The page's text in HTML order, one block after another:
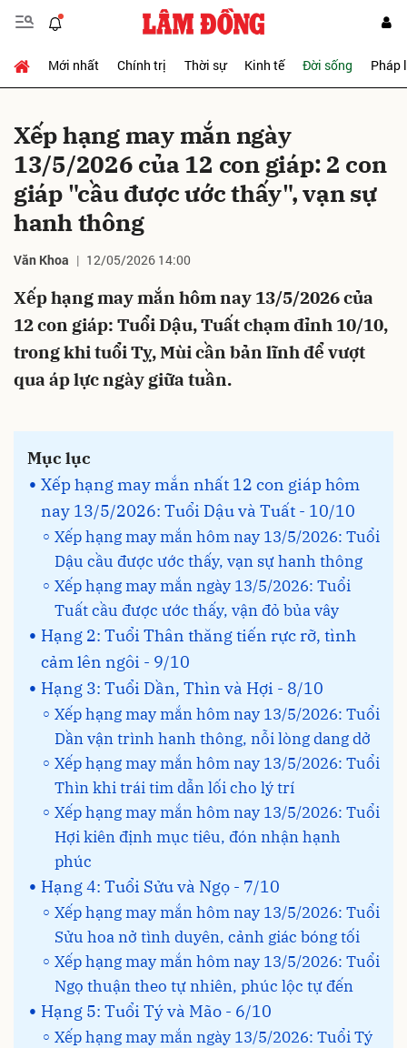
Mới nhất Chính trị Thời sự Kinh tế Đời sống Pháp
Xếp hạng may mắn ngày
13/5/2026 của 12 con giáp: 2 con
giáp "cầu được ước thấy", vạn sự
hanh thông
Văn Khoa 12/05/2026 14:00
Xếp hạng may mắn hôm nay 13/5/2026 của
12 con giáp: Tuổi Dậu, Tuất chạm đỉnh 10/10,
trong khi tuổi Tỵ, Mùi cần bản lĩnh để vượt
qua áp lực ngày giữa tuần.
Mục lục
Xếp hạng may mắn nhất 12 con giáp hôm
nay 13/5/2026: Tuổi Dậu và Tuất - 10/10
Xếp hạng may mắn hôm nay 13/5/2026: Tuổi
Dậu cầu được ước thấy, vạn sự hanh thông
Xếp hạng may mắn ngày 13/5/2026: Tuổi
Tuất cầu được ước thấy, vận đỏ bủa vây
Hạng 2: Tuổi Thân thăng tiến rực rỡ, tình
cảm lên ngôi - 9/10
Hạng 3: Tuổi Dần, Thìn và Hợi - 8/10
Xếp hạng may mắn hôm nay 13/5/2026: Tuổi
Dần vận trình hanh thông, nỗi lòng dang dở
Xếp hạng may mắn hôm nay 13/5/2026: Tuổi
Thìn khi trái tim dẫn lối cho lý trí
Xếp hạng may mắn hôm nay 13/5/2026: Tuổi
Hợi kiên định mục tiêu, đón nhận hạnh
phúc
Hạng 4: Tuổi Sửu và Ngọ - 7/10
Xếp hạng may mắn hôm nay 13/5/2026: Tuổi
Sửu hoa nở tình duyên, cảnh giác bóng tối
Xếp hạng may mắn hôm nay 13/5/2026: Tuổi
Ngọ thuận theo tự nhiên, phúc lộc tự đến
Hạng 5: Tuổi Tý và Mão - 6/10
Xếp hạng may mắn ngày 13/5/2026: Tuổi Tý
Gửi bình luận